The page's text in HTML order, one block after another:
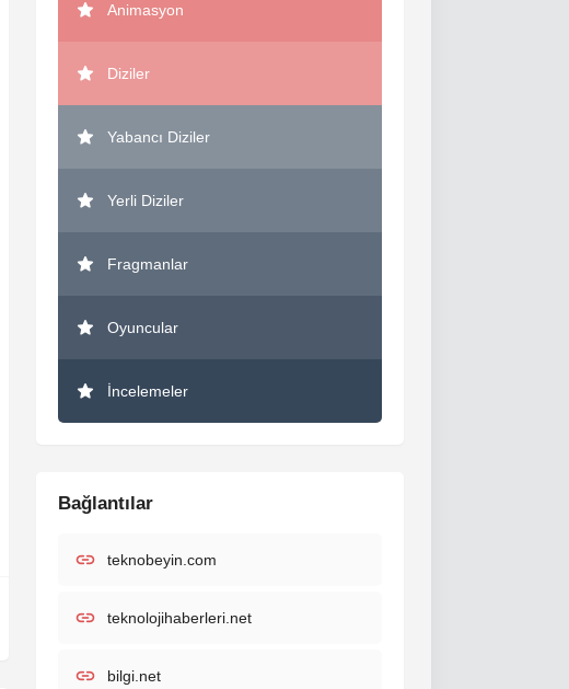
Animasyon
Diziler
Yabancı Diziler
Yerli Diziler
Fragmanlar
Oyuncular
İncelemeler
Bağlantılar
teknobeyin.com
teknolojihaberleri.net
bilgi.net